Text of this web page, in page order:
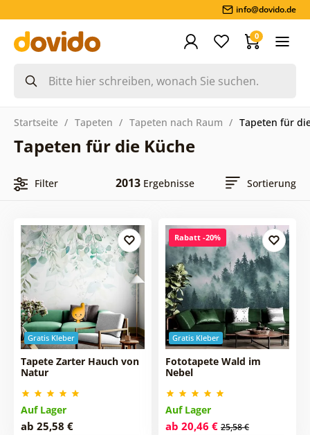
info@dovido.de
0
Startseite Tapeten Tapeten nach Raum Tapeten für
Tapeten für die Küche
Filter 2013 Ergebnisse Sortierung
Gratis Kleber
Tapete Zarter Hauch von
Natur
Auf Lager
ab 25,58 €
Gratis Kleber
Rabatt -20%
Fototapete Wald im
Nebel
Auf Lager
ab 20,46 € 25,58 €